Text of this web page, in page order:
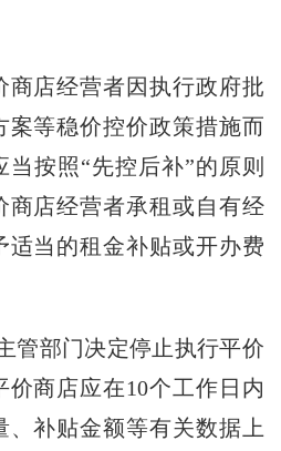
店经营者因执行政府批
案等稳价控价政策措施而
按照“先控后补”的原则
商店经营者承租或自有经
适当的租金补贴或开办费
管部门决定停止执行平价
商店应在10个工作日内
、补贴金额等有关数据上